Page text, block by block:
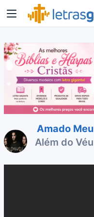
Amado Meu
Além do Véu